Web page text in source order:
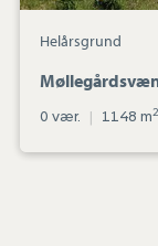
Helårsgrund
0 vær. | 1148 m2